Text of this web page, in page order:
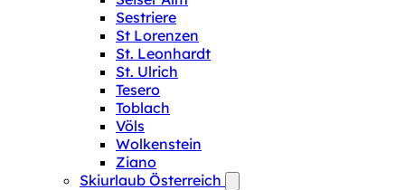
Sestriere
St Lorenzen
St. Leonhardt
St. Ulrich
Tesero
Toblach
Völs
Wolkenstein
Ziano
Skiurlaub Österreich